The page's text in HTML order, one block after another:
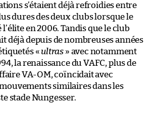
s’étaient déjà refroidies entre
dures des deux clubs lorsque le
en 2006. Tandis que le club
déjà depuis de nombreuses années
«ultras » avec notamment
la renaissance du VAFC, plus de
VA-OM, coïncidait avec
similaires dans les
stade Nungesser.